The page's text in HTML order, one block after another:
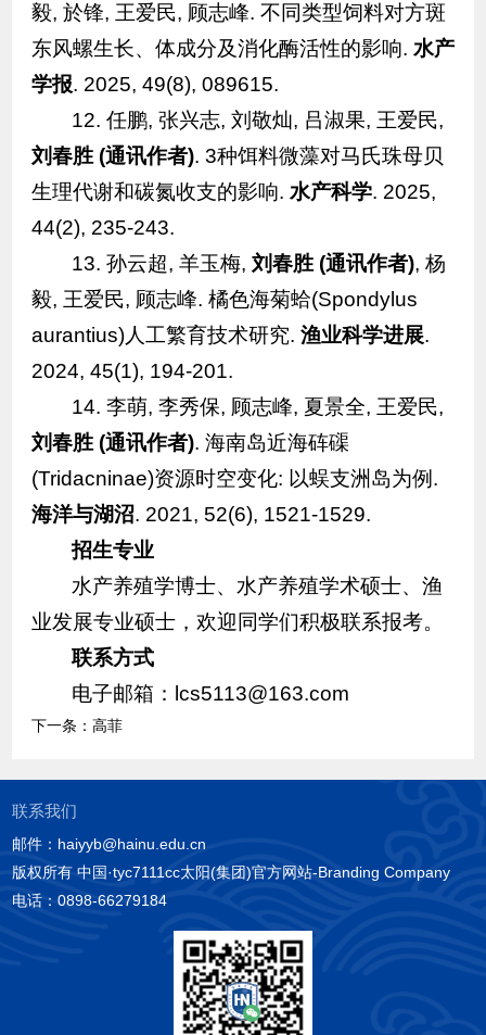
毅, 於锋, 王爱民, 顾志峰. 不同类型饲料对方斑
东风螺生长、体成分及消化酶活性的影响. 水产
学报. 2025, 49(8), 089615.
12. 任鹏, 张兴志, 刘敬灿, 吕淑果, 王爱民,
刘春胜 (通讯作者). 3种饵料微藻对马氏珠母贝
生理代谢和碳氮收支的影响. 水产科学. 2025,
44(2), 235-243.
13. 孙云超, 羊玉梅, 刘春胜 (通讯作者), 杨
毅, 王爱民, 顾志峰. 橘色海菊蛤(Spondylus
aurantius)人工繁育技术研究. 渔业科学进展.
2024, 45(1), 194-201.
14. 李萌, 李秀保, 顾志峰, 夏景全, 王爱民,
刘春胜 (通讯作者). 海南岛近海砗磲
(Tridacninae)资源时空变化: 以蜈支洲岛为例.
海洋与湖沼. 2021, 52(6), 1521-1529.
招生专业
水产养殖学博士、水产养殖学术硕士、渔
业发展专业硕士，欢迎同学们积极联系报考。
联系方式
电子邮箱：lcs5113@163.com
下一条： 高菲
联系我们
邮件：haiyyb@hainu.edu.cn
版权所有 中国·tyc7111cc太阳(集团)官方网站-Branding Company
电话：0898-66279184